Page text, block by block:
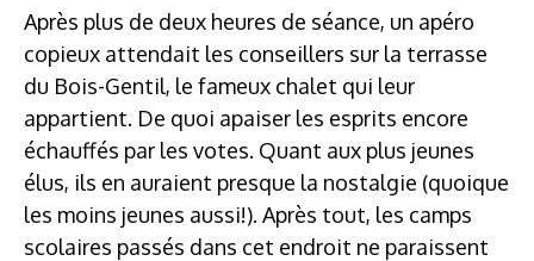
Après plus de deux heures de séance, un apéro
copieux attendait les conseillers sur la terrasse
du Bois-Gentil, le fameux chalet qui leur
appartient. De quoi apaiser les esprits encore
échauffés par les votes. Quant aux plus jeunes
élus, ils en auraient presque la nostalgie (quoique
les moins jeunes aussi!). Après tout, les camps
scolaires passés dans cet endroit ne paraissent